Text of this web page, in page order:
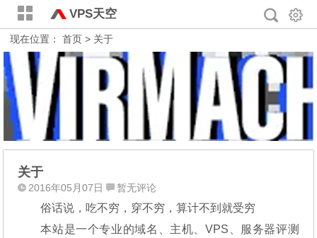
VPS天空
现在位置：首页 > 关于
关于
2016年05月07日 暂无评论
俗话说，吃不穷，穿不穷，算计不到就受穷
本站是一个专业的域名、主机、VPS、服务器评测